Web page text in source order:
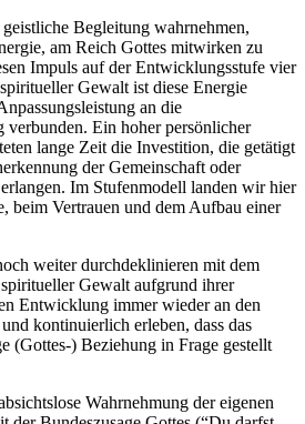
Begleitung wahrnehmen,
am Reich Gottes mitwirken zu
Impuls auf der Entwicklungsstufe vier
Gewalt ist diese Energie
an die
verbunden. Ein hoher persönlicher
lange Zeit die Investition, die getätigt
der Gemeinschaft oder
Im Stufenmodell landen wir hier
beim Vertrauen und dem Aufbau einer
weiter durchdeklinieren mit dem
Gewalt aufgrund ihrer
Entwicklung immer wieder an den
kontinuierlich erleben, dass das
(Gottes-) Beziehung in Frage gestellt
Wahrnehmung der eigenen